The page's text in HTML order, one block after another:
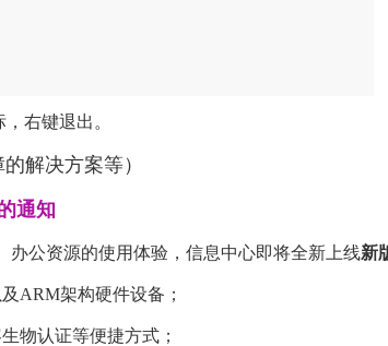
右键退出。
解决方案等）
通知
公资源的使用体验，信息中心即将全新上线新
ARM架构硬件设备；
物认证等便捷方式；